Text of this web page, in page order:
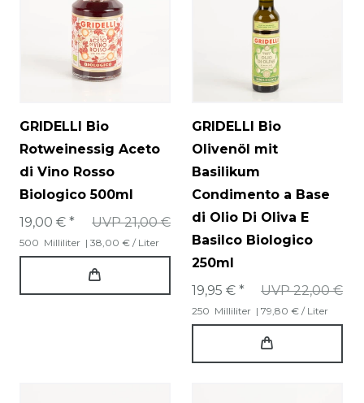
GRIDELLI Bio
Rotweinessig Aceto
di Vino Rosso
Biologico 500ml
UVP 21,00 €
19,00 € *
500 Milliliter | 38,00 € / Liter
GRIDELLI Bio
Olivenöl mit
Basilikum
Condimento a Base
di Olio Di Oliva E
Basilco Biologico
250ml
UVP 22,00 €
19,95 € *
250 Milliliter | 79,80 € / Liter